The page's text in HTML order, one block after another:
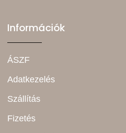
Információk
ÁSZF
Adatkezelés
Szállítás
Fizetés